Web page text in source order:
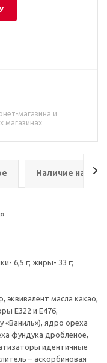
магазина и
магазинах
Наличие на
6,5 г; жиры- 33 г;
эквивалент масла какао,
Е322 и Е476,
«Ваниль»), ядро ореха
фундука дробленое,
идентичные
– аскорбиновая